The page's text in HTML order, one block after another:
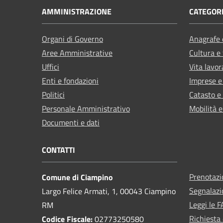
AMMINISTRAZIONE
Organi di Governo
Aree Amministrative
Uffici
Enti e fondazioni
Politici
Personale Amministrativo
Documenti e dati
Cultura
Vita
Imprese
Catasto
Mobilità
CONTATTI
Comune di Ciampino
Largo Felice Armati, 1, 00043 Ciampino
RM
Codice Fiscale:02773250580
Leggi le